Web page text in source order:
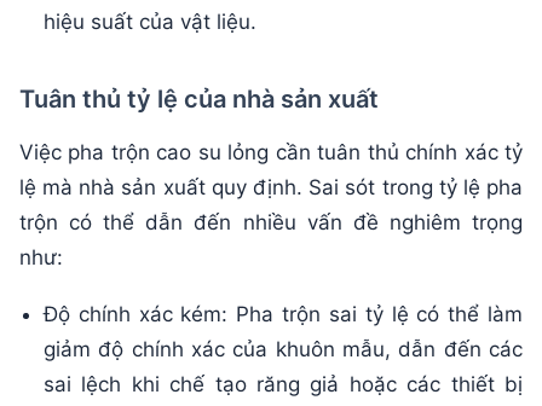
hiệu suất của vật liệu.
Tuân thủ tỷ lệ của nhà sản xuất
Việc pha trộn cao su lỏng cần tuân thủ chính xác tỷ
lệ mà nhà sản xuất quy định. Sai sót trong tỷ lệ pha
trộn có thể dẫn đến nhiều vấn đề nghiêm trọng
như:
Độ chính xác kém: Pha trộn sai tỷ lệ có thể làm
giảm độ chính xác của khuôn mẫu, dẫn đến các
sai lệch khi chế tạo răng giả hoặc các thiết bị